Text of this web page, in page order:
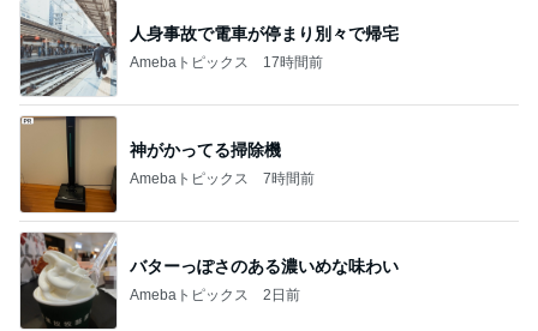
人身事故で電車が停まり別々で帰宅
Amebaトピックス 17時間前
神がかってる掃除機
Amebaトピックス 7時間前
バターっぽさのある濃いめな味わい
Amebaトピックス 2日前